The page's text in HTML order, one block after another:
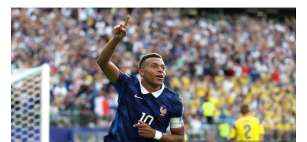
релизы
О
Metro
Стримы
Спецпроекты
Звезды
Выборы
2026